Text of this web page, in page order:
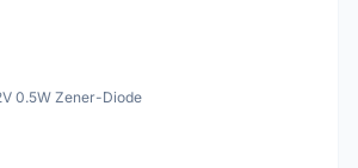
0.5W Zener-Diode